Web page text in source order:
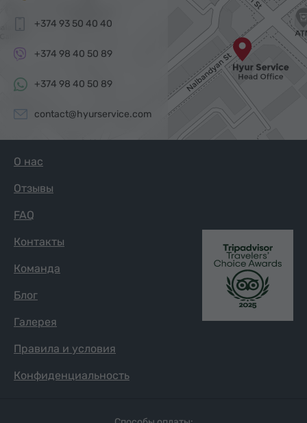
+374 93 50 40 40
+374 98 40 50 89
+374 98 40 50 89
contact@hyurservice.com
О нас
Отзывы
FAQ
Контакты
Команда
Блог
Галерея
Правила и условия
Конфиденциальность